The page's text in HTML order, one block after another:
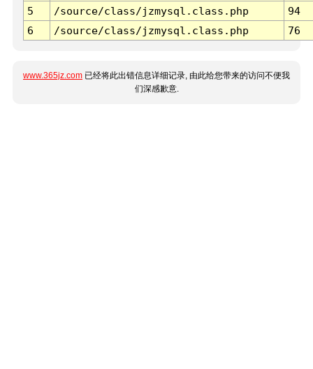
5
/source/class/jzmysql.class.php
94
6
/source/class/jzmysql.class.php 76
www.365jz.com 已经将此出错信息详细记录, 由此给您带来的访问不便我
们深感歉意.